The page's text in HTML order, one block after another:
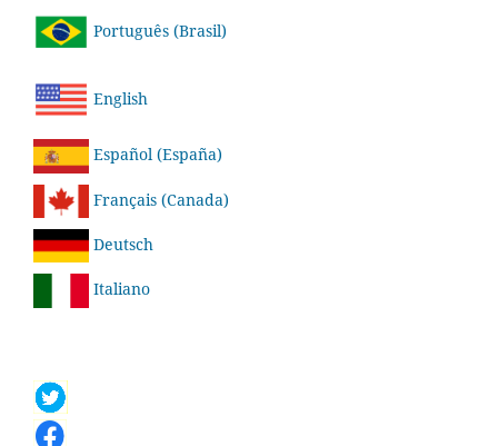
Português (Brasil)
English
Español (España)
Français (Canada)
Deutsch
Italiano